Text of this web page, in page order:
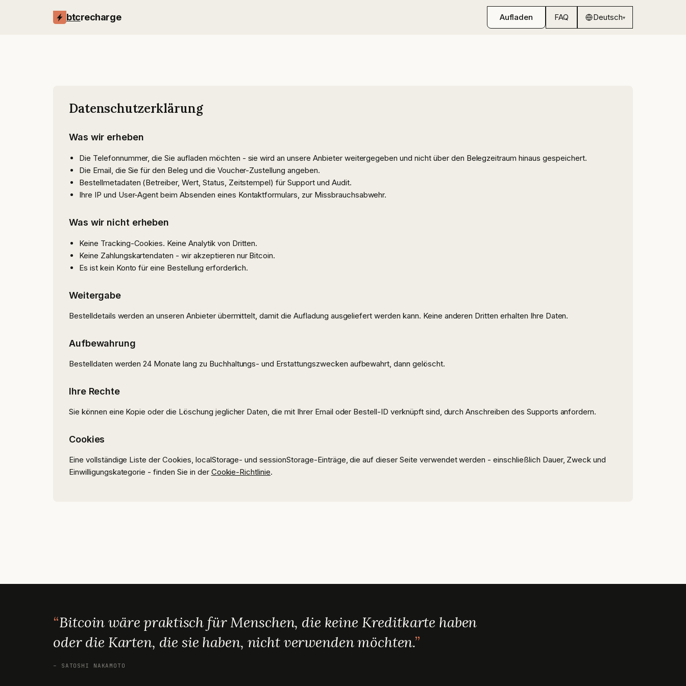
btcrecharge Aufladen FAQ Deutsch▾
Datenschutzerklärung
Was wir erheben
Die Telefonnummer, die Sie aufladen möchten - sie wird an unsere Anbieter weitergegeben und nicht über den Belegzeitraum hinaus gespeichert.
Die Email, die Sie für den Beleg und die Voucher-Zustellung angeben.
Bestellmetadaten (Betreiber, Wert, Status, Zeitstempel) für Support und Audit.
Ihre IP und User-Agent beim Absenden eines Kontaktformulars, zur Missbrauchsabwehr.
Was wir nicht erheben
Keine Tracking-Cookies. Keine Analytik von Dritten.
Keine Zahlungskartendaten - wir akzeptieren nur Bitcoin.
Es ist kein Konto für eine Bestellung erforderlich.
Weitergabe
Bestelldetails werden an unseren Anbieter übermittelt, damit die Aufladung ausgeliefert werden kann. Keine anderen Dritten erhalten Ihre Daten.
Aufbewahrung
Bestelldaten werden 24 Monate lang zu Buchhaltungs- und Erstattungszwecken aufbewahrt, dann gelöscht.
Ihre Rechte
Sie können eine Kopie oder die Löschung jeglicher Daten, die mit Ihrer Email oder Bestell-ID verknüpft sind, durch Anschreiben des Supports anfordern.
Cookies
Eine vollständige Liste der Cookies, localStorage- und sessionStorage-Einträge, die auf dieser Seite verwendet werden - einschließlich Dauer, Zweck und
Einwilligungskategorie - finden Sie in der Cookie-Richtlinie.
Bitcoin wäre praktisch für Menschen, die keine Kreditkarte haben
oder die Karten, die sie haben, nicht verwenden möchten.
– SATOSHI NAKAMOTO